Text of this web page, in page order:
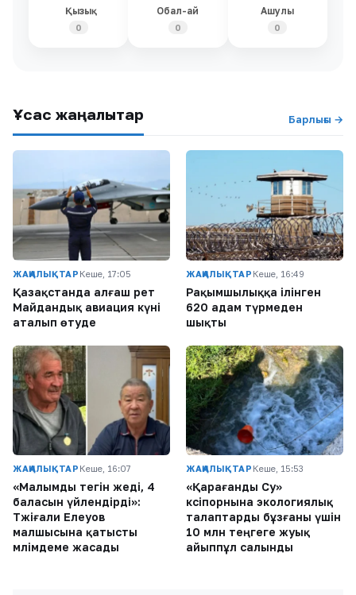
Қызық
0
Обал-ай
0
Ашулы
0
Ұқсас жаңалықтар Барлығы →
ЖАҢАЛЫҚТАР Кеше, 17:05
Қазақстанда алғаш рет
Майдандық авиация күні
аталып өтуде
ЖАҢАЛЫҚТАР Кеше, 16:49
Рақымшылыққа ілінген
620 адам түрмеден
шықты
ЖАҢАЛЫҚТАР Кеше, 16:07
«Малымды тегін жеді, 4
баласын үйлендірді»:
Тәжіғали Елеуов
малшысына қатысты
мәлімдеме жасады
ЖАҢАЛЫҚТАР Кеше, 15:53
«Қарағанды Су»
кәсіпорнына экологиялық
талаптарды бұзғаны үшін
10 млн теңгеге жуық
айыппұл салынды